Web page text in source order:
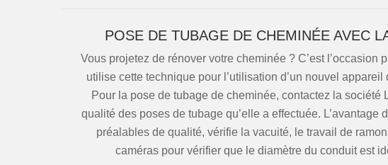
POSE DE TUBAGE DE CHEMINÉE AVEC
Vous projetez de rénover votre cheminée ? C’est l’occasion
utilise cette technique pour l’utilisation d’un nouvel
Pour la pose de tubage de cheminée, contactez la société
qualité des poses de tubage qu’elle a effectuée. L’avantage
préalables de qualité, vérifie la vacuité, le travail de
caméras pour vérifier que le diamètre du conduit est